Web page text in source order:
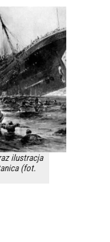
ilustracja
(fot.